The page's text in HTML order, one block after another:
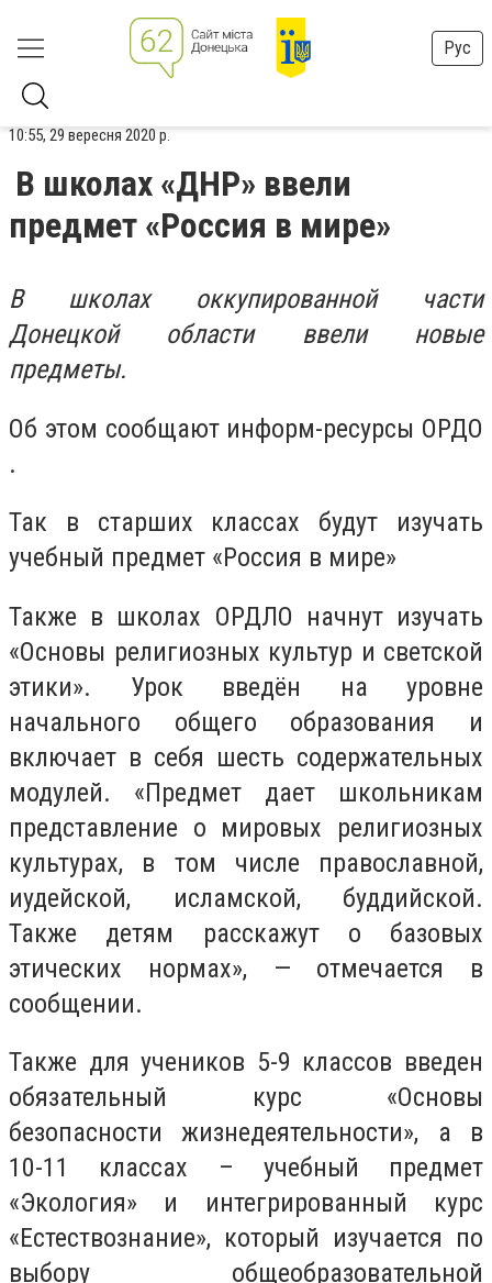
Рус
10:55, 29 вересня 2020 р.
В школах «ДНР» ввели
предмет «Россия в мире»
В школах оккупированной части
Донецкой области ввели новые
предметы.
Об этом сообщают информ-ресурсы ОРДО
.
Так в старших классах будут изучать
учебный предмет «Россия в мире»
Также в школах ОРДЛО начнут изучать
«Основы религиозных культур и светской
этики». Урок введён на уровне
начального общего образования и
включает в себя шесть содержательных
модулей. «Предмет дает школьникам
представление о мировых религиозных
культурах, в том числе православной,
иудейской, исламской, буддийской.
Также детям расскажут о базовых
этических нормах», — отмечается в
сообщении.
Также для учеников 5-9 классов введен
обязательный курс «Основы
безопасности жизнедеятельности», а в
10-11 классах – учебный предмет
«Экология» и интегрированный курс
«Естествознание», который изучается по
выбору общеобразовательной